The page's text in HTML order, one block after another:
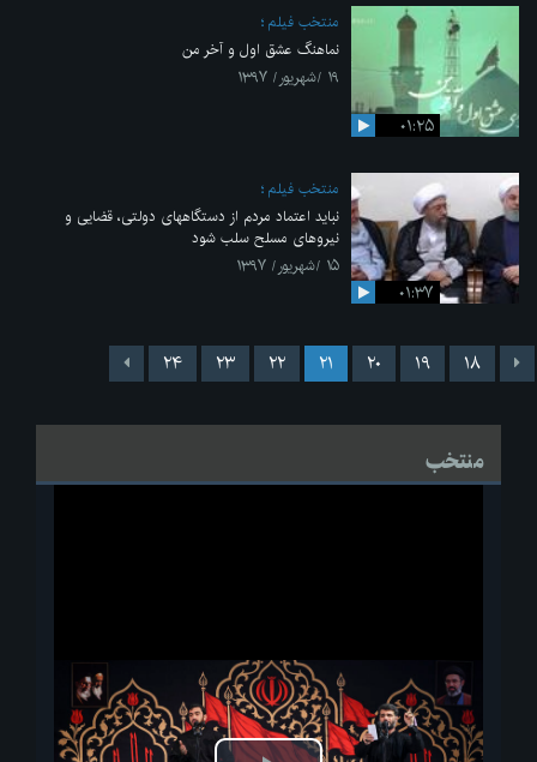
۰۱:۲۵
منتخب فیلم
نماهنگ عشق اول و آخر من
۱۹ /شهریور/ ۱۳۹۷
۰۱:۳۷
منتخب فیلم
نباید اعتماد مردم از دستگاههای دولتی، قضایی و
نیروهای مسلح سلب شود
۱۵ /شهریور/ ۱۳۹۷
۱۸ ۱۹ ۲۰ ۲۱ ۲۲ ۲۳ ۲۴
منتخب